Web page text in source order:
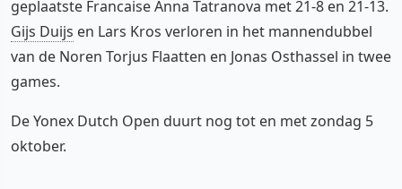
geplaatste Francaise Anna Tatranova met 21-8 en 21-13.
Gijs Duijs en Lars Kros verloren in het mannendubbel
van de Noren Torjus Flaatten en Jonas Osthassel in twee
games.
De Yonex Dutch Open duurt nog tot en met zondag 5
oktober.